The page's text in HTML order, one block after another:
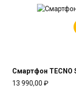
Смартфон TECNO
13 990,00 ₽